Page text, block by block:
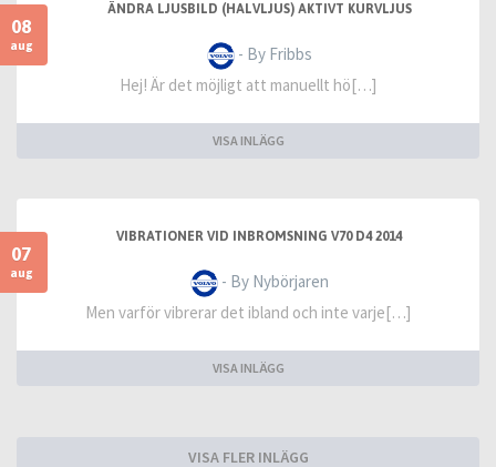
08
aug
ÄNDRA LJUSBILD (HALVLJUS) AKTIVT KURVLJUS
- By Fribbs
Hej! Är det möjligt att manuellt hö[…]
VISA INLÄGG
07
aug
VIBRATIONER VID INBROMSNING V70 D4 2014
- By Nybörjaren
Men varför vibrerar det ibland och inte varje[…]
VISA INLÄGG
VISA FLER INLÄGG